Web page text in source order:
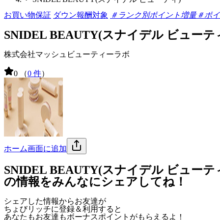
お買い物保証 ダウン報酬対象 ＃ランク別ポイント増量＃ポ
SNIDEL BEAUTY(スナイデル ビューテ
株式会社マッシュビューティーラボ
0 （0 件）
ホーム画面に追加
SNIDEL BEAUTY(スナイデル ビューテ
の情報をみんなにシェアしてね！
シェアした情報からお友達が
ちょびリッチに登録＆利用すると
あなたもお友達もボーナスポイント がもらえるよ！